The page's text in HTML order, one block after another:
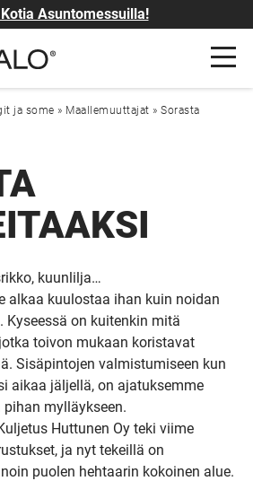
Asuntomessuilla!
ja some » Maallemuuttajat » Sorasta
kuunlilja…
alkaa kuulostaa ihan kuin noidan
Kyseessä on kuitenkin mitä
toivon mukaan koristavat
Sisäpintojen valmistumiseen kun
aikaa jäljellä, on ajatuksemme
mylläykseen.
Huttunen Oy teki viime
ja nyt tekeillä on
puolen hehtaarin kokoinen alue.